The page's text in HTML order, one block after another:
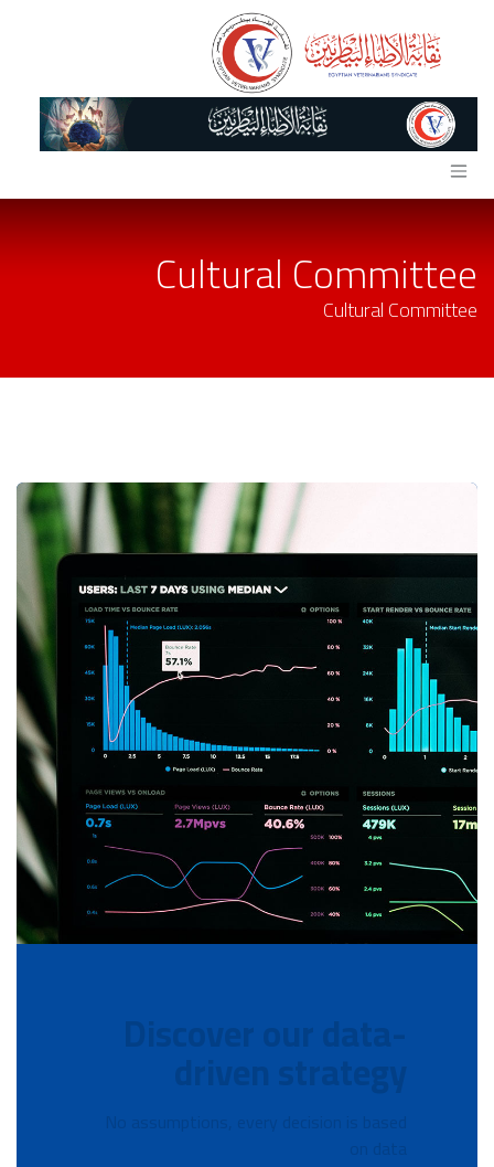
Cultural Committee
Cultural Committee
Discover our data-
driven strategy
No assumptions, every decision is based
on data